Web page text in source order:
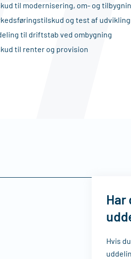
til modernisering, om- og
og test af
til driftstab ved ombygning
til renter og provision
Har
Hvis